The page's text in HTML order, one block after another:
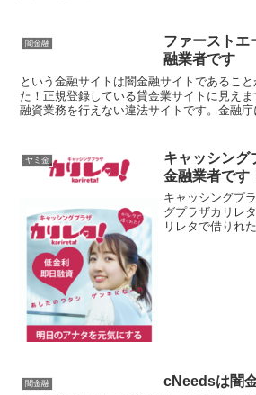
闇金融
ファーストエ
融業者です
という金融サイトは闇金融サイトであるこ
た！正規登録している貸金業サイトに見え
融資業務を行えない違法サイトです。金融庁
ヤミ金
キャッシング
金融業者です
キャッシングプ
グプラザカリレ
リレタで借りれ
闇金融 cNeedsは闇